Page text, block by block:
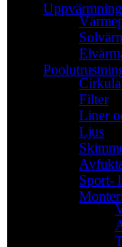
Uppvärmning
Filter
Liner
Ljus
Sport-